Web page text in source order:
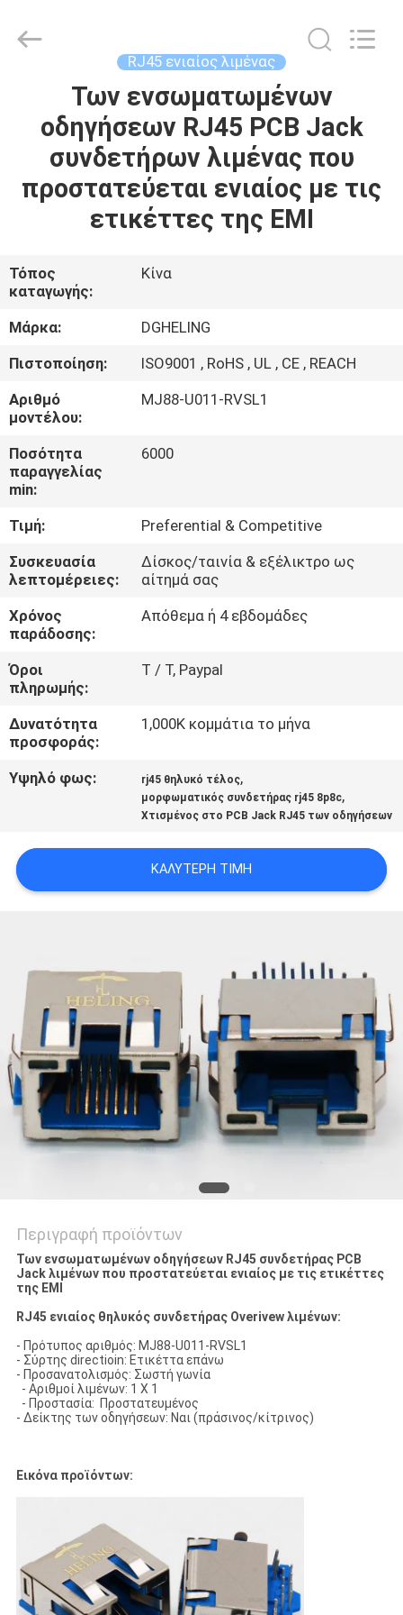
ΠΡΟΪΌΝΤΑ
ΠΕΡΊΠΟΥ
ΓΎΡΟΣ
ΕΡΓΟΣΤΑΣΊΩΝ
ΠΟΙΟΤΙΚΌΣ
ΈΛΕΓΧΟΣ
ΜΑΣ
ΣΕ
ΕΠΑΦΉ
ΖΗΤΉΣΤΕ
ΈΝΑ
ΑΠΌΣΠΑΣΜΑ
SITEMAP
ΑΠΟΡΡΉΤΟΥ
Rights
RJ45 ενιαίος λιμένας
Των ενσωματωμένων
οδηγήσεων RJ45 PCB Jack
συνδετήρων λιμένας που
προστατεύεται ενιαίος με τις
ετικέττες της EMI
Τόπος
καταγωγής:
Κίνα
Μάρκα:
DGHELING
Πιστοποίηση:
ISO9001 , RoHS , UL , CE , REACH
Αριθμό
μοντέλου:
MJ88-U011-RVSL1
Ποσότητα
παραγγελίας
min:
6000
Τιμή:
Preferential & Competitive
Συσκευασία
λεπτομέρειες:
Δίσκος/ταινία & εξέλικτρο ως
αίτημά σας
Χρόνος
παράδοσης:
Απόθεμα ή 4 εβδομάδες
Όροι
πληρωμής:
T / Τ, Paypal
Δυνατότητα
προσφοράς:
1,000K κομμάτια το μήνα
Υψηλό φως: rj45 θηλυκό τέλος,
μορφωματικός συνδετήρας rj45 8p8c,
Χτισμένος στο PCB Jack RJ45 των οδηγήσεων
ΚΑΛΎΤΕΡΗ ΤΙΜΉ
Περιγραφή προϊόντων
Των ενσωματωμένων οδηγήσεων RJ45 συνδετήρας PCB
Jack λιμένων που προστατεύεται ενιαίος με τις ετικέττες
της EMI
RJ45 ενιαίος θηλυκός συνδετήρας Overivew λιμένων:
- Πρότυπος αριθμός: MJ88-U011-RVSL1
- Σύρτης directioin: Ετικέττα επάνω
- Προσανατολισμός: Σωστή γωνία
- Αριθμοί λιμένων: 1 X 1
- Προστασία: Προστατευμένος
- Δείκτης των οδηγήσεων: Ναι (πράσινος/κίτρινος)
Εικόνα προϊόντων: